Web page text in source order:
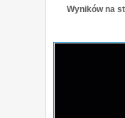
Wyników na